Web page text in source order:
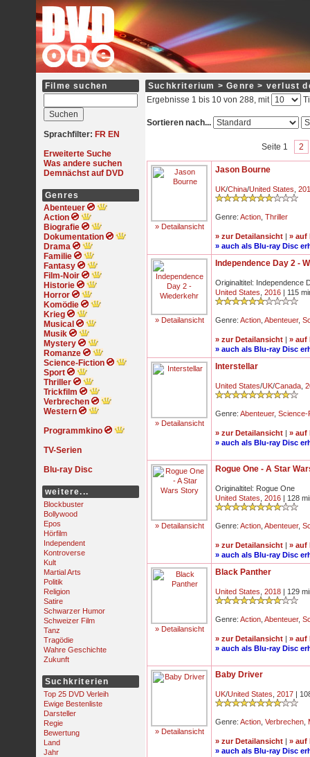
Filme suchen
Sprachfilter: FR EN
Erweiterte Suche
Was andere suchen
Demnächst auf DVD
Genres
Abenteuer
Action
Biografie
Dokumentation
Drama
Familie
Fantasy
Film-Noir
Historie
Horror
Komödie
Krieg
Musical
Musik
Mystery
Romanze
Science-Fiction
Sport
Thriller
Trickfilm
Verbrechen
Western
Programmkino
TV-Serien
Blu-ray Disc
weitere...
Blockbuster
Bollywood
Epos
Hörfilm
Independent
Kontroverse
Kult
Martial Arts
Politik
Religion
Satire
Schwarzer Humor
Schweizer Film
Tanz
Tragödie
Wahre Geschichte
Zukunft
Suchkriterien
Top 25 DVD Verleih
Ewige Bestenliste
Darsteller
Regie
Bewertung
Land
Jahr
Suchkriterium > Genre > verlust
Ergebnisse 1 bis 10 von 288, mit
Sortieren nach...
Seite 1 2
» Detailansicht
Jason Bourne
UK/China/United States
Genre: Action Thriller
» zur Detailansicht | » auf
» auch als Blu-ray Disc
» Detailansicht
Independence Day 2 -
Originaltitel: Independence
United States 2016 | 115
Genre: Action Abenteuer,
» zur Detailansicht | » auf
» auch als Blu-ray Disc
» Detailansicht
Interstellar
United States/UK/Canada
Genre: Abenteuer, Science-
» zur Detailansicht | » auf
» auch als Blu-ray Disc
» Detailansicht
Rogue One - A Star
Originaltitel: Rogue One
United States 2016 | 128
Genre: Action Abenteuer,
» zur Detailansicht | » auf
» auch als Blu-ray Disc
» Detailansicht
Black Panther
United States 2018 | 129
Genre: Action Abenteuer,
» zur Detailansicht | » auf
» auch als Blu-ray Disc
» Detailansicht
Baby Driver
UK/United States 2017 |
Genre: Action Verbrechen
» zur Detailansicht | » auf
» auch als Blu-ray Disc